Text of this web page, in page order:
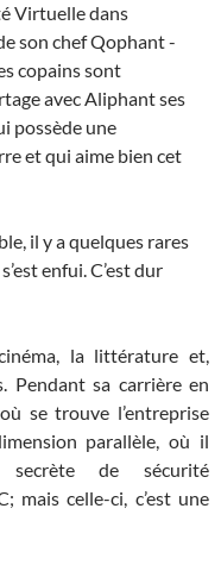
Virtuelle dans
son chef Qophant -
copains sont
avec Aliphant ses
possède une
et qui aime bien cet
il y a quelques rares
enfui. C’est dur
la littérature et,
Pendant sa carrière en
se trouve l’entreprise
parallèle, où il
de sécurité
mais celle-ci, c’est une